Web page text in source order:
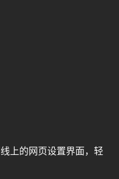
线上的网页设置界面，轻